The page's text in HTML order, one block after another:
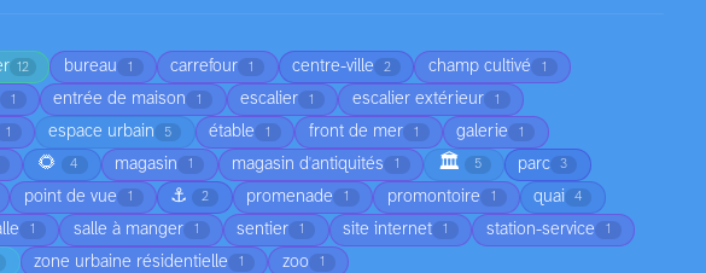
12 bureau 1 carrefour 1 centre-ville 2 champ cultivé 1
1 entrée de maison 1 escalier 1 escalier extérieur 1
1 espace urbain 5 étable 1 front de mer 1 galerie 1
🌻 4 magasin 1 magasin d'antiquités 1 🏛️ 5 parc 3
point de vue 1 ⚓ 2 promenade 1 promontoire 1 quai 4
1 salle à manger 1 sentier 1 site internet 1 station-service 1
zone urbaine résidentielle 1 zoo 1